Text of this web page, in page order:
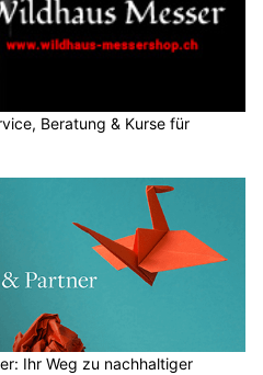
Beratung & Kurse für
Ihr Weg zu nachhaltiger